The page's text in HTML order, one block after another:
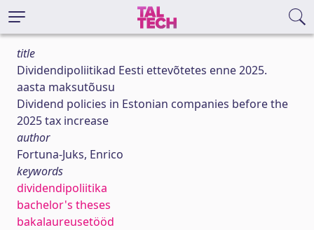
title
Dividendipoliitikad Eesti ettevõtetes enne 2025.
aasta maksutõusu
Dividend policies in Estonian companies before the
2025 tax increase
author
Fortuna-Juks, Enrico
keywords
dividendipoliitika
bachelor's theses
bakalaureusetööd